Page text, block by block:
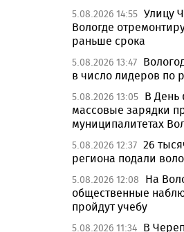
5.08.2026 14:55 Улицу
Вологде
раньше срока
5.08.2026 13:47
в число лидеров по
5.08.2026 13:05 В День
массовые зарядки
муниципалитетах
5.08.2026 12:37 26
региона подали
5.08.2026 12:08
На
общественные
пройдут учебу
5.08.2026 11:34 В